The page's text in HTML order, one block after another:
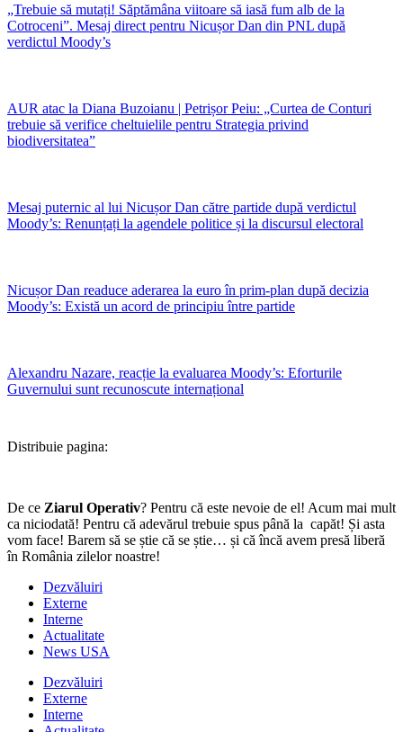
„Trebuie să mutați! Săptămâna viitoare să iasă fum alb de la
Cotroceni”. Mesaj direct pentru Nicușor Dan din PNL după
verdictul Moody’s
AUR atac la Diana Buzoianu | Petrișor Peiu: „Curtea de Conturi
trebuie să verifice cheltuielile pentru Strategia privind
biodiversitatea”
Mesaj puternic al lui Nicușor Dan către partide după verdictul
Moody’s: Renunțați la agendele politice și la discursul electoral
Nicușor Dan readuce aderarea la euro în prim-plan după decizia
Moody’s: Există un acord de principiu între partide
Alexandru Nazare, reacție la evaluarea Moody’s: Eforturile
Guvernului sunt recunoscute internațional
Distribuie pagina:
De ce Ziarul Operativ? Pentru că este nevoie de el! Acum mai mult
ca niciodată! Pentru că adevărul trebuie spus până la capăt! Și asta
vom face! Barem să se știe că se știe… și că încă avem presă liberă
în România zilelor noastre!
Dezvăluiri
Externe
Interne
Actualitate
News USA
Dezvăluiri
Externe
Interne